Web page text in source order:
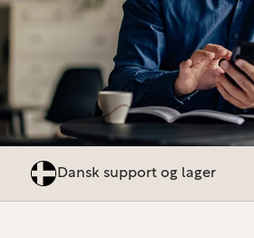
Dansk support og lager